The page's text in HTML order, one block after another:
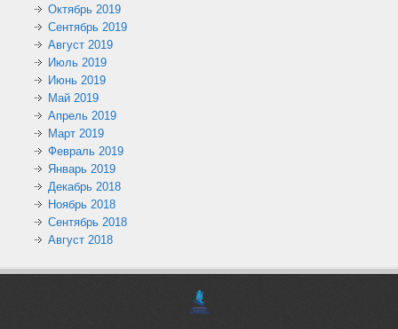
Октябрь 2019
Сентябрь 2019
Август 2019
Июль 2019
Июнь 2019
Май 2019
Апрель 2019
Март 2019
Февраль 2019
Январь 2019
Декабрь 2018
Ноябрь 2018
Сентябрь 2018
Август 2018